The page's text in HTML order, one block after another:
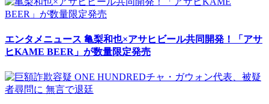
エンタメニュース 亀梨和也×アサヒビール共同開発！「アサ
ヒKAME BEER」が数量限定発売